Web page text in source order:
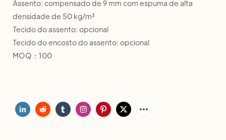
Assento: compensado de 9 mm com espuma de alta
densidade de 50 kg/m³
Tecido do assento: opcional
Tecido do encosto do assento: opcional
MOQ：100